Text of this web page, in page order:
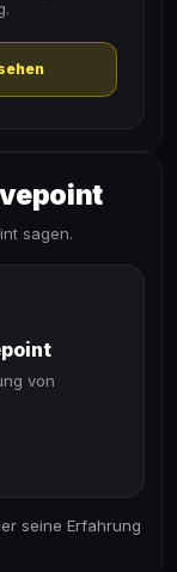
sagen.
von
seine Erfahrung